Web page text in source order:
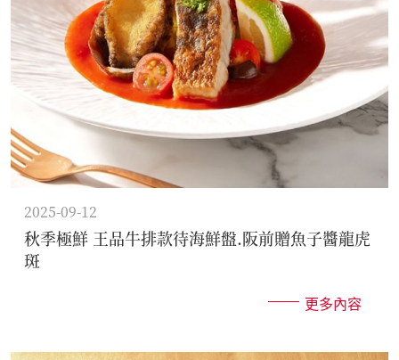
2025-09-12
秋季極鮮 王品牛排款待海鮮盤.阪前贈魚子醬龍虎
斑
更多內容